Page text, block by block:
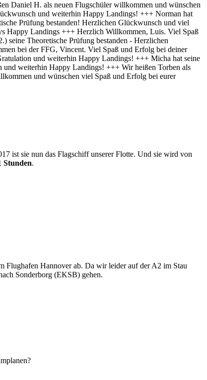
ist sie nun das Flagschiff unserer Flotte. Und sie wird von
Stunden.
Flughafen Hannover ab. Da wir leider auf der A2 im Stau
Sonderborg (EKSB) gehen.